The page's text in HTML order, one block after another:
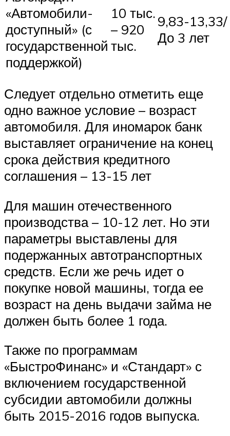
«Автомобили-
доступный» (с
государственной
поддержкой)
10 тыс.
– 920
тыс.
9,83-13,33/
До 3 лет
Следует отдельно отметить еще
одно важное условие – возраст
автомобиля. Для иномарок банк
выставляет ограничение на конец
срока действия кредитного
соглашения – 13-15 лет
Для машин отечественного
производства – 10-12 лет. Но эти
параметры выставлены для
подержанных автотранспортных
средств. Если же речь идет о
покупке новой машины, тогда ее
возраст на день выдачи займа не
должен быть более 1 года.
Также по программам
«БыстроФинанс» и «Стандарт» с
включением государственной
субсидии автомобили должны
быть 2015-2016 годов выпуска.